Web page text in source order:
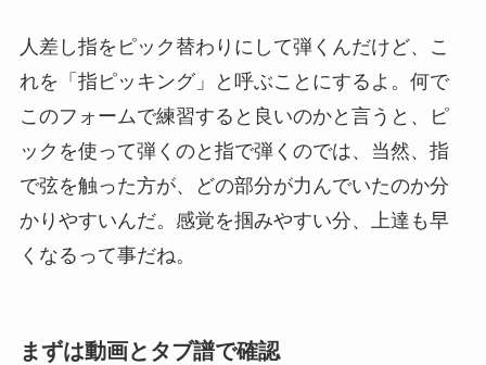
人差し指をピック替わりにして弾くんだけど、こ
れを「指ピッキング」と呼ぶことにするよ。 何で
このフォームで練習すると良いのかと言うと、ピ
ックを使って弾くのと指で弾くのでは、当然、指
で弦を触った方が、どの部分が力んでいたのか分
かりやすいんだ。感覚を掴みやすい分、上達も早
くなるって事だね。
まずは動画とタブ譜で確認